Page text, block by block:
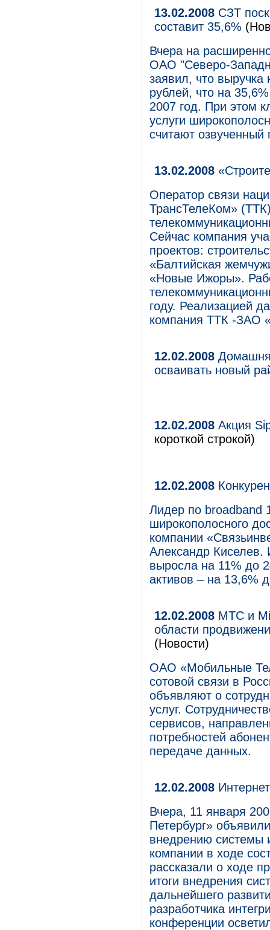
13.02.2008 СЗТ
составит 35,6%
Вчера на
ОАО "Северо-
заявил, что выручка
рублей, что на
2007 год. При этом
услуги
считают
13.02.2008
Оператор связи
ТрансТелеКом»
Сейчас компания
проектов:
«Балтийская
«Новые Ижоры».
году. Реализацией
компания ТТК -ЗАО
12.02.2008
осваивать новый
12.02.2008 Акция
короткой строкой)
12.02.2008
Лидер по broadband
широкополосного
компании
Александр Киселев.
выросла на 11% до
активов – на 13,6%
12.02.2008 МТС и
области
(Новости)
ОАО «Мобильные
сотовой связи в
объявляют о
услуг.
сервисов,
потребностей
передаче данных.
12.02.2008
Вчера, 11 января
Петербург»
внедрению системы
компании в ходе
рассказали о ходе
итоги внедрения
дальнейшего
разработчика
конференции